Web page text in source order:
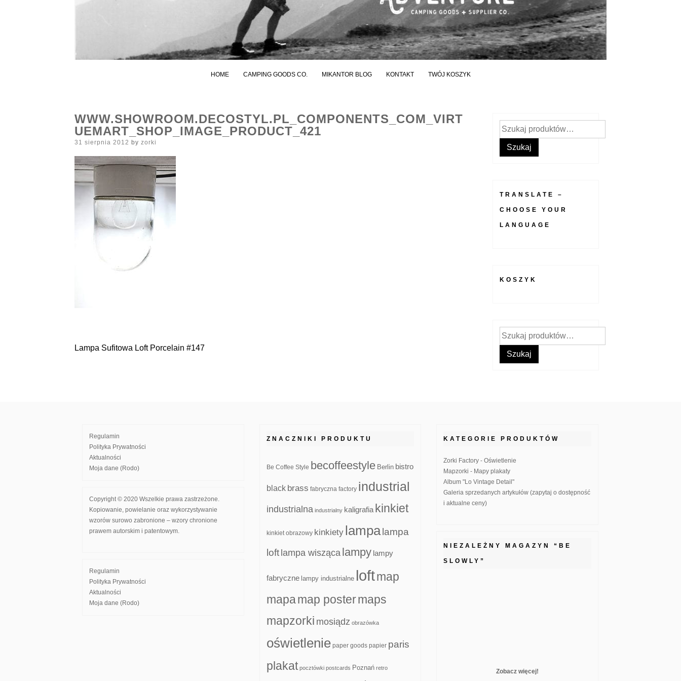
HOME CAMPING GOODS CO. MIKANTOR BLOG KONTAKT TWÓJ KOSZYK
WWW.SHOWROOM.DECOSTYL.PL_COMPONENTS_COM_VIRT
UEMART_SHOP_IMAGE_PRODUCT_421
Posted
31 sierpnia 2012 by zorki
Nawigacja
Lampa Sufitowa Loft Porcelain #147
Szukaj:
Szukaj
TRANSLATE –
CHOOSE YOUR
LANGUAGE
KOSZYK
Szukaj:
Szukaj
Regulamin
Polityka Prywatności
Aktualności
Moja dane (Rodo)
Copyright © 2020 Wszelkie prawa zastrzeżone.
Kopiowanie, powielanie oraz wykorzystywanie
wzorów surowo zabronione – wzory chronione
prawem autorskim i patentowym.
Regulamin
Polityka Prywatności
Aktualności
Moja dane (Rodo)
ZNACZNIKI PRODUKTU
Be Coffee Style becoffeestyle Berlin bistro
black brass fabryczna factory industrial
industrialna industrialny kaligrafia kinkiet
kinkiet obrazowy kinkiety lampa lampa
loft lampa wisząca lampy lampy
fabryczne lampy industrialne loftmap
mapamap postermaps
mapzorki mosiądz obrazówka
oświetlenie paper goods papier paris
plakat pocztówki postcards Poznań retro
KATEGORIE PRODUKTÓW
Zorki Factory - Oświetlenie
Mapzorki - Mapy plakaty
Album "Lo Vintage Detail"
Galeria sprzedanych artykułów (zapytaj o dostępność
i aktualne ceny)
NIEZALEŻNY MAGAZYN “BE
SLOWLY”
Zobacz więcej!